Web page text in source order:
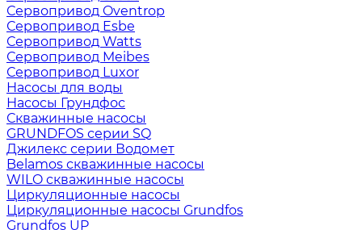
Сервопривод Oventrop
Сервопривод Esbe
Сервопривод Watts
Сервопривод Meibes
Сервопривод Luxor
Насосы для воды
Насосы Грундфос
Скважинные насосы
GRUNDFOS серии SQ
Джилекс серии Водомет
Belamos скважинные насосы
WILO скважинные насосы
Циркуляционные насосы
Циркуляционные насосы Grundfos
Grundfos UP